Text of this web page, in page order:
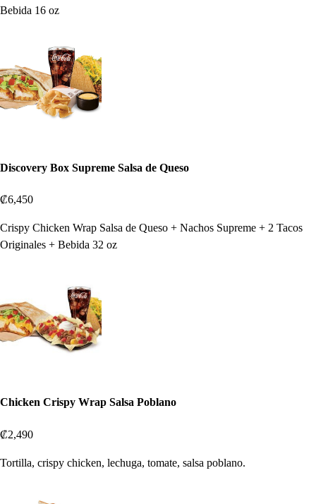
Bebida 16 oz
Discovery Box Supreme Salsa de Queso
₡6,450
Crispy Chicken Wrap Salsa de Queso + Nachos Supreme + 2 Tacos
Originales + Bebida 32 oz
Chicken Crispy Wrap Salsa Poblano
₡2,490
Tortilla, crispy chicken, lechuga, tomate, salsa poblano.